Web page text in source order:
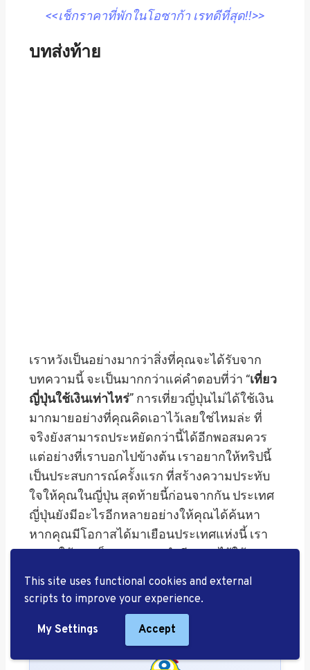
This site uses functional cookies and external
scripts to improve your experience.
My Settings Accept
<<เช็กราคาที่พักในโอซาก้า เรทดีที่สุด!!>>
บทส่งท้าย
เราหวังเป็นอย่างมากว่าสิ่งที่คุณจะได้รับจาก
บทความนี้ จะเป็นมากกว่าแค่คำตอบที่ว่า “เที่ยว
ญี่ปุ่นใช้เงินเท่าไหร่” การเที่ยวญี่ปุ่นไม่ได้ใช้เงิน
มากมายอย่างที่คุณคิดเอาไว้เลยใช่ไหมล่ะ ที่
จริงยังสามารถประหยัดกว่านี้ได้อีกพอสมควร
แต่อย่างที่เราบอกไปข้างต้น เราอยากให้ทริปนี้
เป็นประสบการณ์ครั้งแรก ที่สร้างความประทับ
ใจให้คุณในญี่ปุ่น สุดท้ายนี้ก่อนจากกัน ประเทศ
ญี่ปุ่นยังมีอะไรอีกหลายอย่างให้คุณได้ค้นหา
หากคุณมีโอกาสได้มาเยือนประเทศแห่งนี้ เรา
อยากให้คุณเก็บความทรงจำดี ๆ เอาไว้ให้มาก
ที่สุดเท่าที่จะทำได้ สวัสดีครับ